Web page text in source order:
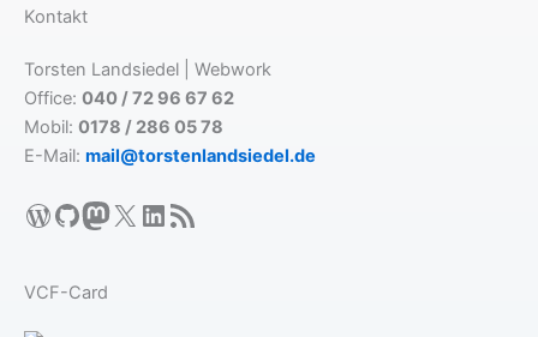
Kontakt
Torsten Landsiedel | Webwork
Office: 040 / 72 96 67 62
Mobil: 0178 / 286 05 78
E-Mail: mail@torstenlandsiedel.de
WordPress
GitHub
Mastodon
X LinkedIn
RSS-Feed
VCF-Card